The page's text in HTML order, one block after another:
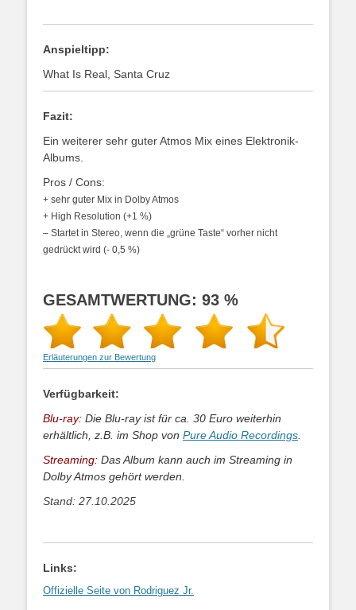
Anspieltipp:
What Is Real, Santa Cruz
Fazit:
Ein weiterer sehr guter Atmos Mix eines Elektronik-
Albums.
Pros / Cons:
+ sehr guter Mix in Dolby Atmos
+ High Resolution (+1 %)
– Startet in Stereo, wenn die „grüne Taste“ vorher nicht
gedrückt wird (- 0,5 %)
GESAMTWERTUNG: 93 %
Erläuterungen zur Bewertung
Verfügbarkeit:
Blu-ray: Die Blu-ray ist für ca. 30 Euro weiterhin
erhältlich, z.B. im Shop von Pure Audio Recordings
Streaming: Das Album kann auch im Streaming in
Dolby Atmos gehört werden.
Stand: 27.10.2025
Links:
Offizielle Seite von Rodriguez Jr.